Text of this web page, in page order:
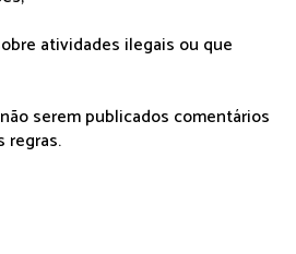
atividades ilegais ou que
serem publicados comentários
regras.